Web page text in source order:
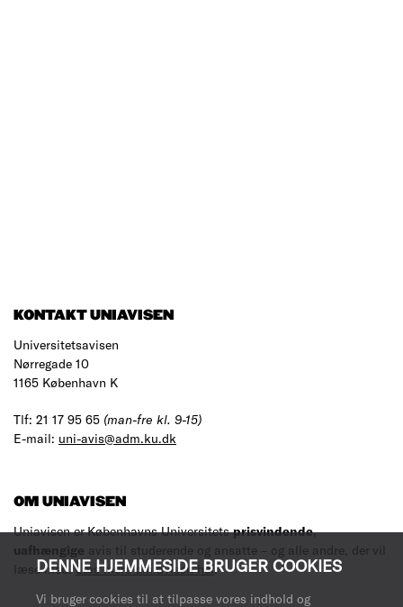
DENNE HJEMMESIDE BRUGER COOKIES
Vi bruger cookies til at tilpasse vores indhold og
KONTAKT UNIAVISEN
Universitetsavisen
Nørregade 10
1165 København K
Tlf: 21 17 95 65 (man-fre kl. 9-15)
E-mail: uni-avis@adm.ku.dk
OM UNIAVISEN
Uniavisen er Københavns Universitetsprisvindende,
uafhængige avis til studerende og ansatte – og alle andre, der vil
læse med.Læs mere om avisen her.